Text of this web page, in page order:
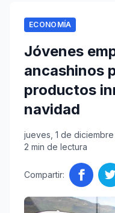
ECONOMÍA
Jóvenes
ancashinos
productos
navidad
jueves, 1 de
2 min de lectura
Compartir: